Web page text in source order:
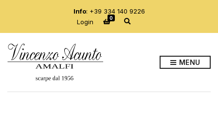
Info: +39 334 140 9226
Login
0
E
m
MENU